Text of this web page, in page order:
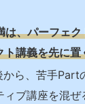
、パーフェ
ト講義を先に置
ら、苦手Part
ィブ講座を混ぜ